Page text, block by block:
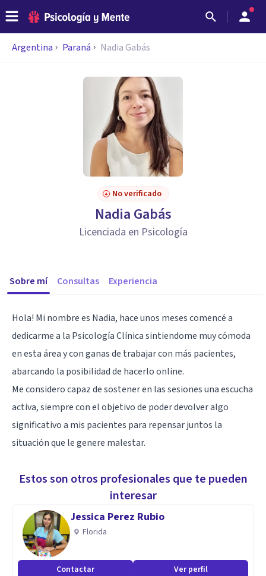
Argentina Paraná Nadia Gabás
No verificado
Nadia Gabás
Licenciada en Psicología
Sobre mí Consultas Experiencia
Hola! Mi nombre es Nadia, hace unos meses comencé a
dedicarme a la Psicología Clínica sintiendome muy cómoda
en esta área y con ganas de trabajar con más pacientes,
abarcando la posibilidad de hacerlo online.
Me considero capaz de sostener en las sesiones una escucha
activa, siempre con el objetivo de poder devolver algo
significativo a mis pacientes para repensar juntos la
situación que le genere malestar.
Estos son otros profesionales que te pueden
interesar
Jessica Perez Rubio
Florida
Contactar Ver perfil